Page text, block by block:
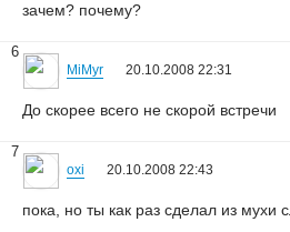
зачем? почему?
6
MiMyr 20.10.2008 22:31
До скорее всего не скорой встречи
7
oxi 20.10.2008 22:43
пока, но ты как раз сделал из мухи